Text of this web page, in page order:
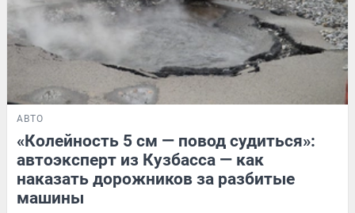
АВТО
«Колейность 5 см — повод судиться»:
автоэксперт из Кузбасса — как
наказать дорожников за разбитые
машины